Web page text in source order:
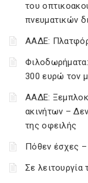
του
πνευματικών
ΑΑΔΕ:
300 ευρώ τον
ΑΑΔΕ:
ακινήτων –
της οφειλής
Πόθεν έσχες
Σε